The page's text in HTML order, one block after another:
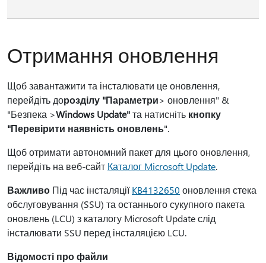
Отримання оновлення
Щоб завантажити та інсталювати це оновлення,
перейдіть дорозділу "Параметри> оновлення" &
"Безпека >Windows Update"та натисніть кнопку
"Перевірити наявність оновлень".
Щоб отримати автономний пакет для цього оновлення,
перейдіть на веб-сайт Каталог Microsoft Update.
Важливо Під час інсталяціїKB4132650 оновлення стека
обслуговування (SSU) та останнього сукупного пакета
оновлень (LCU) з каталогу Microsoft Update слід
інсталювати SSU перед інсталяцією LCU.
Відомості про файли